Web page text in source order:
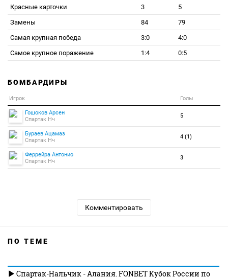
Красные карточки
3
5
Замены
84
79
Самая крупная победа
3:0
4:0
Самое крупное поражение
1:4 0:5
БОМБАРДИРЫ
Игрок Голы
Гошоков Арсен
Спартак Нч
5
Бураев Ацамаз
Спартак Нч
4 (1)
Феррейра Антонио
Спартак Нч
3
Комментировать
ПО ТЕМЕ
Спартак-Нальчик - Алания. FONBET Кубок России по